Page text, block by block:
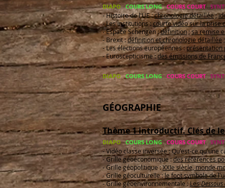
DIAPO COURS LONG COURS COURT
- Histoire de l'UE :chronologie détaillée;
- Les institutions :courte vidéo sur la prise
- Espace Schengen :définition;sa remise
- Brexit :définition et chronologie détaillée
- Les élections européennes :présentation
- Euroscepticisme :des émissions de
DIAPO COURS LONG COURS COURT
GÉOGRAPHIE
Thème 1 introductif. Clés de
DIAPO COURS LONG COURS COURT
- Vidéo classe inversée : Qu'est-ce qu'une
- Grille géoéconomique :des références
- Grille géopolitique :XXIe siècle, monde
- Grille géoculturelle :le foot symbole de
- Grille géoenvironnementale :Les